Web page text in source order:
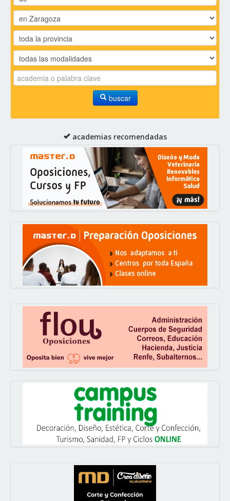
buscar
academias recomendadas